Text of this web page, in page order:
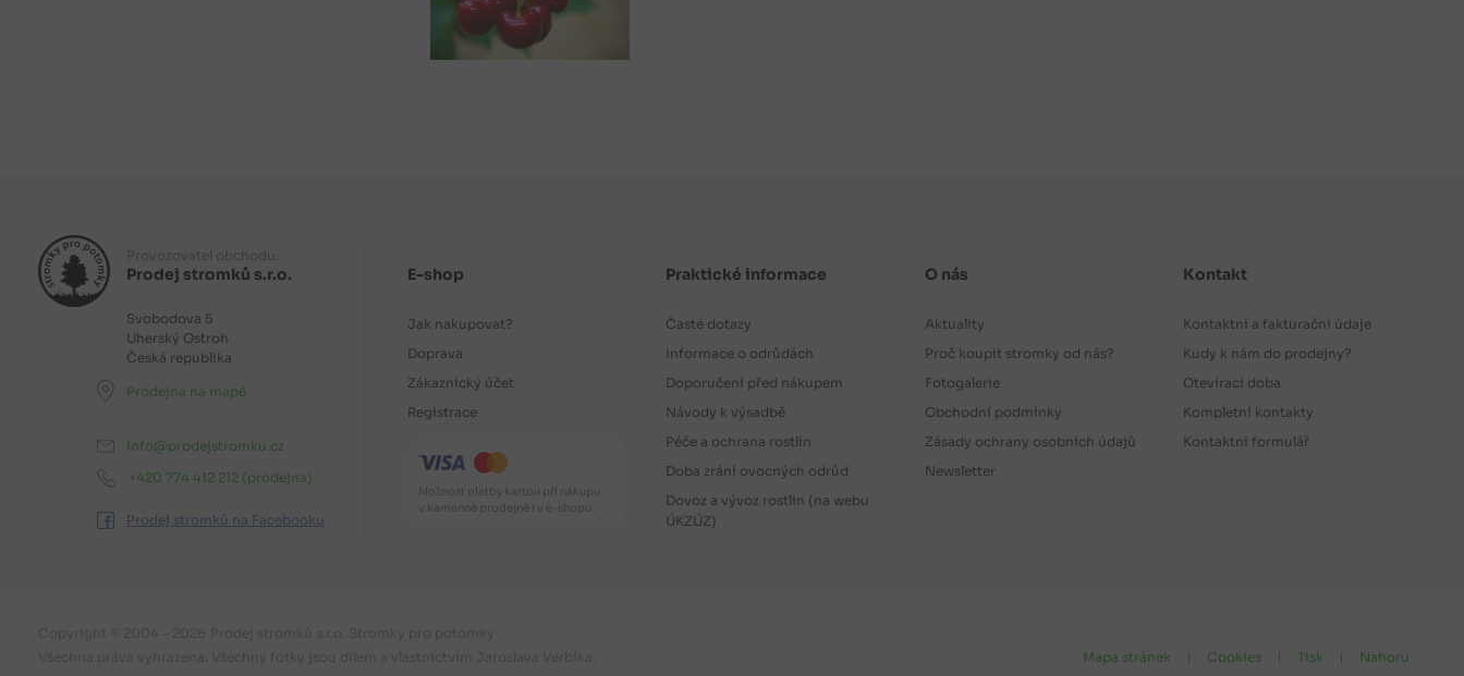
Provozovatel obchodu:
Prodej stromků s.r.o.
Svobodova 5
Uherský Ostroh
Česká republika
Prodejna na mapě
info@prodejstromku.cz
+420 774 412 212 (prodejna)
Prodej stromků na Facebooku
E-shop
Jak nakupovat?
Doprava
Zákaznický účet
Registrace
Možnost platby kartou při nákupu
v kamenné prodejně i v e-shopu.
Praktické informace
Časté dotazy
Informace o odrůdách
Doporučení před nákupem
Návody k výsadbě
Péče a ochrana rostlin
Doba zrání ovocných odrůd
Dovoz a vývoz rostlin (na webu
ÚKZÚZ)
O nás
Aktuality
Proč koupit stromky od nás?
Fotogalerie
Obchodní podmínky
Zásady ochrany osobních údajů
Newsletter
Kontakt
Kontaktní a fakturační údaje
Kudy k nám do prodejny?
Otevírací doba
Kompletní kontakty
Kontaktní formulář
Mapa stránek Cookies Tisk Nahoru